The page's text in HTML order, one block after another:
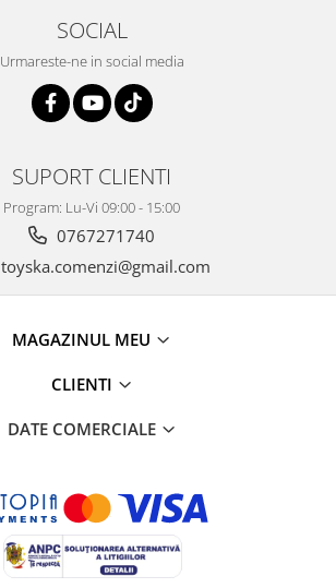
SOCIAL
Urmareste-ne in social media
SUPORT CLIENTI
Program: Lu-Vi 09:00 - 15:00
0767271740
toyska.comenzi@gmail.com
MAGAZINUL MEU
CLIENTI
DATE COMERCIALE